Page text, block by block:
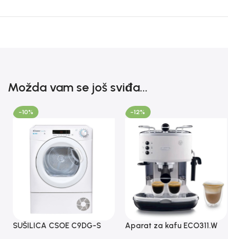
Možda vam se još sviđa...
-10%
SUŠILICA CSOE C9DG-S
-12%
Aparat za kafu ECO311.W